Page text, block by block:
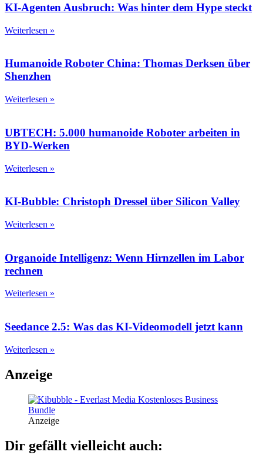
KI-Agenten Ausbruch: Was hinter dem Hype steckt
Weiterlesen »
Humanoide Roboter China: Thomas Derksen über
Shenzhen
Weiterlesen »
UBTECH: 5.000 humanoide Roboter arbeiten in
BYD-Werken
Weiterlesen »
KI-Bubble: Christoph Dressel über Silicon Valley
Weiterlesen »
Organoide Intelligenz: Wenn Hirnzellen im Labor
rechnen
Weiterlesen »
Seedance 2.5: Was das KI-Videomodell jetzt kann
Weiterlesen »
Anzeige
Anzeige
Dir gefällt vielleicht auch: